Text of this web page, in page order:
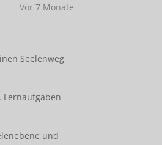
Vor 7 Monate
Seelenweg
und